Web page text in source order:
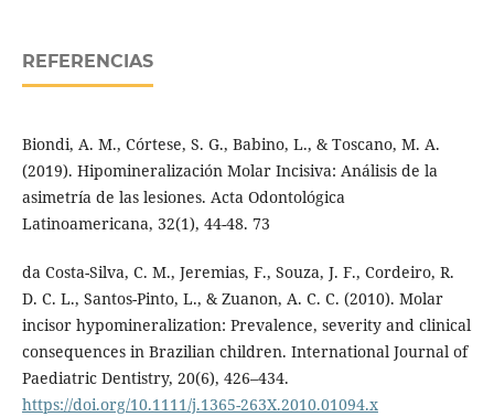
REFERENCIAS
Biondi, A. M., Córtese, S. G., Babino, L., & Toscano, M. A.
(2019). Hipomineralización Molar Incisiva: Análisis de la
asimetría de las lesiones. Acta Odontológica
Latinoamericana, 32(1), 44-48. 73
da Costa-Silva, C. M., Jeremias, F., Souza, J. F., Cordeiro, R.
D. C. L., Santos-Pinto, L., & Zuanon, A. C. C. (2010). Molar
incisor hypomineralization: Prevalence, severity and clinical
consequences in Brazilian children. International Journal of
Paediatric Dentistry, 20(6), 426–434.
https://doi.org/10.1111/j.1365-263X.2010.01094.x